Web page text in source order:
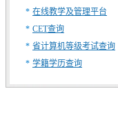
* 在线教学及管理平台
* CET查询
* 省计算机等级考试查询
* 学籍学历查询